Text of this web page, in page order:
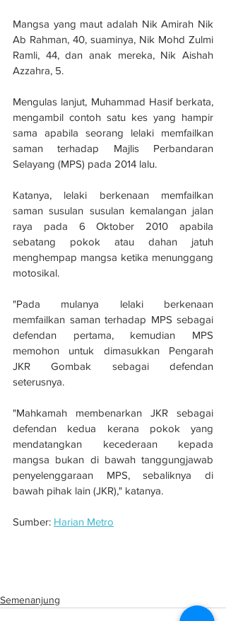
Mangsa yang maut adalah Nik Amirah Nik
Ab Rahman, 40, suaminya, Nik Mohd Zulmi
Ramli, 44, dan anak mereka, Nik Aishah
Azzahra, 5.
Mengulas lanjut, Muhammad Hasif berkata,
mengambil contoh satu kes yang hampir
sama apabila seorang lelaki memfailkan
saman terhadap Majlis Perbandaran
Selayang (MPS) pada 2014 lalu.
Katanya, lelaki berkenaan memfailkan
saman susulan susulan kemalangan jalan
raya pada 6 Oktober 2010 apabila
sebatang pokok atau dahan jatuh
menghempap mangsa ketika menunggang
motosikal.
"Pada mulanya lelaki berkenaan
memfailkan saman terhadap MPS sebagai
defendan pertama, kemudian MPS
memohon untuk dimasukkan Pengarah
JKR Gombak sebagai defendan
seterusnya.
"Mahkamah membenarkan JKR sebagai
defendan kedua kerana pokok yang
mendatangkan kecederaan kepada
mangsa bukan di bawah tanggungjawab
penyelenggaraan MPS, sebaliknya di
bawah pihak lain (JKR)," katanya.
Sumber: Harian Metro
Semenanjung